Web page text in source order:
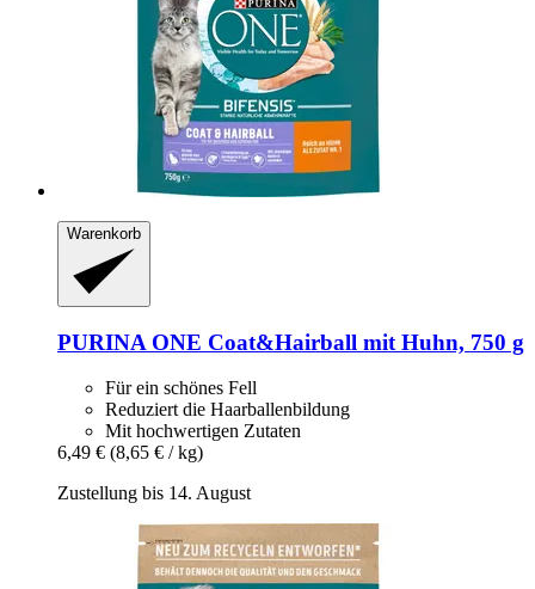
Warenkorb
PURINA ONE Coat&Hairball mit Huhn, 750 g
Für ein schönes Fell
Reduziert die Haarballenbildung
Mit hochwertigen Zutaten
6,49 € (8,65 € / kg)
Zustellung bis 14. August